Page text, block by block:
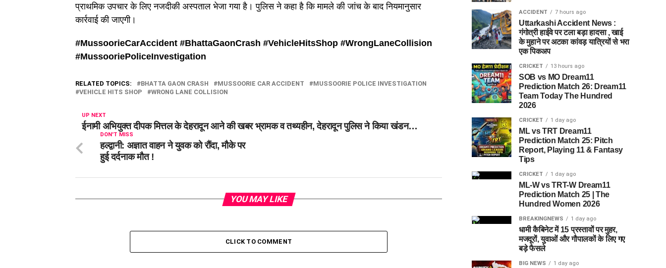
प्राथमिक उपचार के लिए नजदीकी अस्पताल भेजा गया है। पुलिस ने कहा है कि मामले की जांच के बाद नियमानुसार
कार्रवाई की जाएगी।
#MussoorieCarAccident #BhattaGaonCrash #VehicleHitsShop #WrongLaneCollision
#MussooriePoliceInvestigation
RELATED TOPICS: BHATTA GAON CRASH MUSSOORIE CAR ACCIDENT
MUSSOORIE POLICE INVESTIGATION
VEHICLE HITS SHOP
WRONG LANE COLLISION
UP NEXT
ईनामी अभियुक्त दीपक मित्तल के देहरादून आने की खबर भ्रामक व तथ्यहीन, देहरादून पुलिस ने किया खंडन…
DON'T MISS
हल्द्वानी: अज्ञात वाहन ने युवक को रौंदा, मौके पर
हुई दर्दनाक मौत !
YOU MAY LIKE
CLICK TO COMMENT
ACCIDENT 7 hours ago
Uttarkashi Accident News :
गंगोत्री हाईवे पर टला बड़ा हादसा , खाई
के मुहाने पर अटका कांवड़ यात्रियों से भरा
एक पिकअप
CRICKET 13 hours ago
SOB vs MO Dream11
Prediction Match 26: Dream11
Team Today The Hundred
2026
CRICKET 1 day ago
ML vs TRT Dream11
Prediction Match 25: Pitch
Report, Playing 11 & Fantasy
Tips
CRICKET 1 day ago
ML-W vs TRT-W Dream11
Prediction Match 25 | The
Hundred Women 2026
BREAKINGNEWS 1 day ago
धामी कैबिनेट में 15 प्रस्तावों पर मुहर,
मजदूरों, युवाओं और गौपालकों के लिए गए
बड़े फैसले
BIG NEWS 1 day ago